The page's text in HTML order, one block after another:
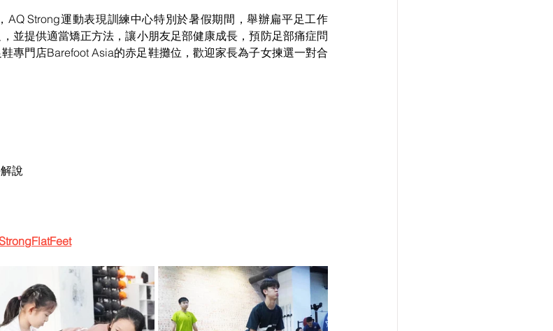
AQ Strong運動表現訓練中心特別於暑假期間，舉辦扁平足工作
並提供適當矯正方法，讓小朋友足部健康成長，預防足部痛症問
專門店Barefoot Asia的赤足鞋攤位，歡迎家長為子女揀選一對合
說